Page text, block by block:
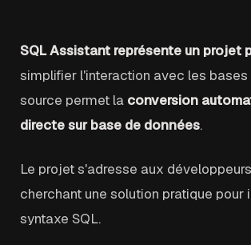
SQL Assistant représente un projet
simplifier l'interaction avec les
source permet la conversion
directe sur base de données.
Le projet s'adresse aux
cherchant une solution pratique
syntaxe SQL.